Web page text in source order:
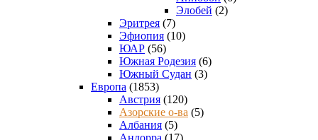
Элобей (2)
Эритрея (7)
Эфиопия (10)
ЮАР (56)
Южная Родезия (6)
Южный Судан (3)
Европа (1853)
Австрия (120)
Азорские о-ва (5)
Албания (5)
Андорра (17)